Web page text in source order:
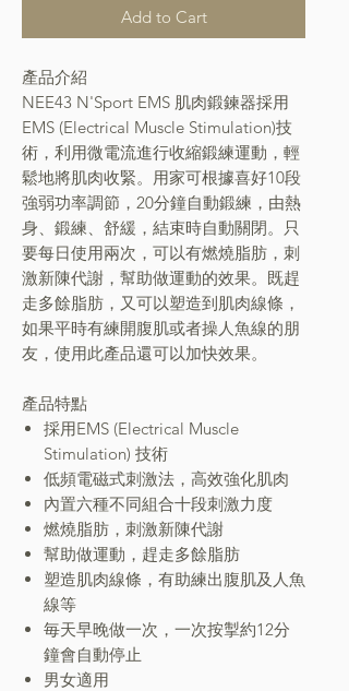
Add to Cart
產品介紹
NEE43 N'Sport EMS 肌肉鍛鍊器採用
EMS (Electrical Muscle Stimulation)技
術，利用微電流進行收縮鍛練運動，輕
鬆地將肌肉收緊。用家可根據喜好10段
強弱功率調節，20分鐘自動鍛練，由熱
身、鍛練、舒緩，結束時自動關閉。只
要每日使用兩次，可以有燃燒脂肪，刺
激新陳代謝，幫助做運動的效果。既趕
走多餘脂肪，又可以塑造到肌肉線條，
如果平時有練開腹肌或者操人魚線的朋
友，使用此產品還可以加快效果。
產品特點
採用EMS (Electrical Muscle
Stimulation) 技術
低頻電磁式刺激法，高效強化肌肉
內置六種不同組合十段刺激力度
燃燒脂肪，刺激新陳代謝
幫助做運動，趕走多餘脂肪
塑造肌肉線條，有助練出腹肌及人魚
線等
毎天早晚做一次，一次按掣約12分
鐘會自動停止
男女適用